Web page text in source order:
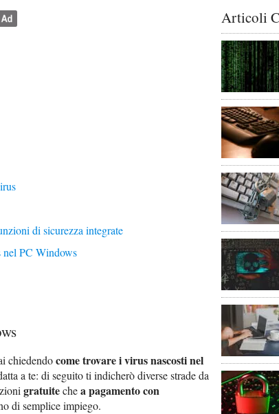
di sicurezza integrate
nel PC Windows
chiedendocome trovare i virus nascosti nel
a te: di seguito ti indicherò diverse strade da
gratuitechea pagamento con
di semplice impiego.
Articoli